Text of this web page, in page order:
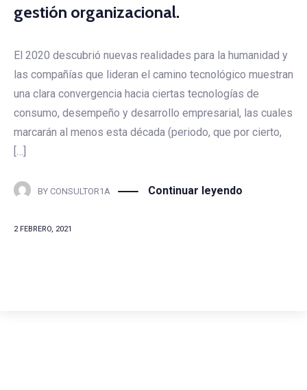
gestión organizacional.
El 2020 descubrió nuevas realidades para la humanidad y
las compañías que lideran el camino tecnológico muestran
una clara convergencia hacia ciertas tecnologías de
consumo, desempeño y desarrollo empresarial, las cuales
marcarán al menos esta década (periodo, que por cierto,
[…]
BY CONSULTOR1A Continuar leyendo
2 FEBRERO, 2021